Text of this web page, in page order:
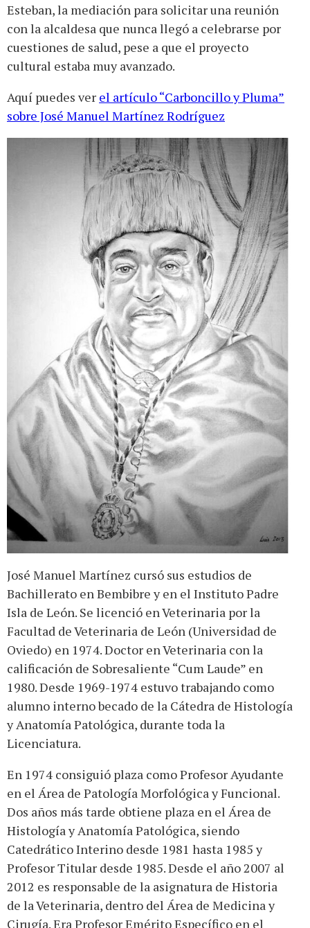
Esteban, la mediación para solicitar una reunión
con la alcaldesa que nunca llegó a celebrarse por
cuestiones de salud, pese a que el proyecto
cultural estaba muy avanzado.
Aquí puedes ver el artículo “Carboncillo y Pluma”
sobre José Manuel Martínez Rodríguez
José Manuel Martínez cursó sus estudios de
Bachillerato en Bembibre y en el Instituto Padre
Isla de León. Se licenció en Veterinaria por la
Facultad de Veterinaria de León (Universidad de
Oviedo) en 1974. Doctor en Veterinaria con la
calificación de Sobresaliente “Cum Laude” en
1980. Desde 1969-1974 estuvo trabajando como
alumno interno becado de la Cátedra de Histología
y Anatomía Patológica, durante toda la
Licenciatura.
En 1974 consiguió plaza como Profesor Ayudante
en el Área de Patología Morfológica y Funcional.
Dos años más tarde obtiene plaza en el Área de
Histología y Anatomía Patológica, siendo
Catedrático Interino desde 1981 hasta 1985 y
Profesor Titular desde 1985. Desde el año 2007 al
2012 es responsable de la asignatura de Historia
de la Veterinaria, dentro del Área de Medicina y
Cirugía. Era Profesor Emérito Específico en el